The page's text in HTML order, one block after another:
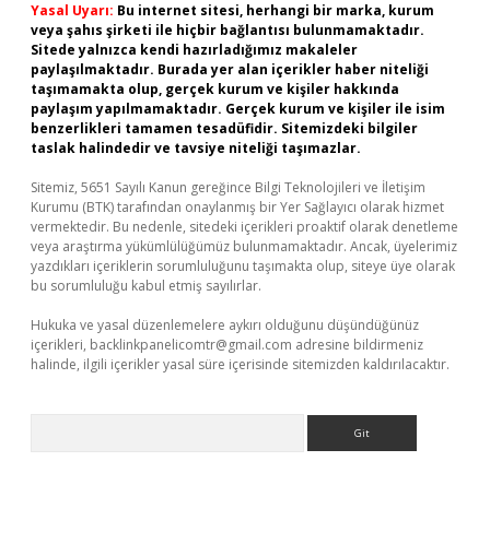
Yasal Uyarı: Bu internet sitesi, herhangi bir marka, kurum
veya şahıs şirketi ile hiçbir bağlantısı bulunmamaktadır.
Sitede yalnızca kendi hazırladığımız makaleler
paylaşılmaktadır. Burada yer alan içerikler haber niteliği
taşımamakta olup, gerçek kurum ve kişiler hakkında
paylaşım yapılmamaktadır. Gerçek kurum ve kişiler ile isim
benzerlikleri tamamen tesadüfidir. Sitemizdeki bilgiler
taslak halindedir ve tavsiye niteliği taşımazlar.
Sitemiz, 5651 Sayılı Kanun gereğince Bilgi Teknolojileri ve İletişim
Kurumu (BTK) tarafından onaylanmış bir Yer Sağlayıcı olarak hizmet
vermektedir. Bu nedenle, sitedeki içerikleri proaktif olarak denetleme
veya araştırma yükümlülüğümüz bulunmamaktadır. Ancak, üyelerimiz
yazdıkları içeriklerin sorumluluğunu taşımakta olup, siteye üye olarak
bu sorumluluğu kabul etmiş sayılırlar.
Hukuka ve yasal düzenlemelere aykırı olduğunu düşündüğünüz
içerikleri, backlinkpanelicomtr@gmail.com adresine bildirmeniz
halinde, ilgili içerikler yasal süre içerisinde sitemizden kaldırılacaktır.